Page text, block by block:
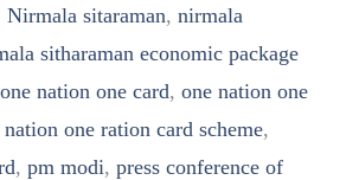
Nirmala sitaraman, nirmala
sitharaman economic package
one nation one card, one nation one
nation one ration card scheme,
, pm modi, press conference of